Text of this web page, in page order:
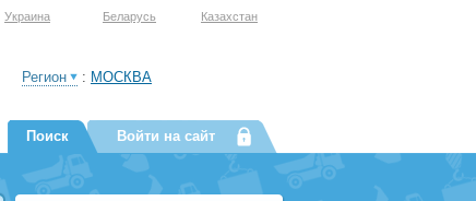
Украина Беларусь Казахстан
Регион : МОСКВА
Поиск Войти на сайт